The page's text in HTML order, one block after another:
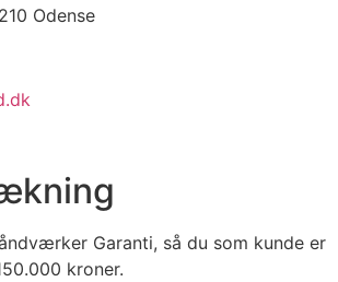
Odense​​​
Garanti, så du som kunde er
kroner.